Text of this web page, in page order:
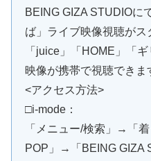
BEING GIZA STUDIOに
ば」ライブ映像視聴がス
「juice」「HOME」「
映像が携帯で視聴できま
<アクセス方法>
□i-mode：
「メニュー/検索」→「
POP」→「BEING GIZA